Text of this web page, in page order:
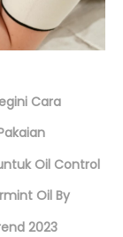
Cara
Oil Control
Oil By
2023